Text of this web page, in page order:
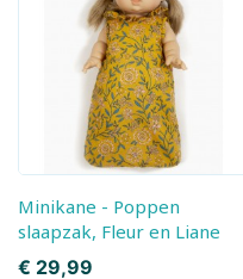
Minikane - Poppen
slaapzak, Fleur en Liane
Prijs
€ 29,99